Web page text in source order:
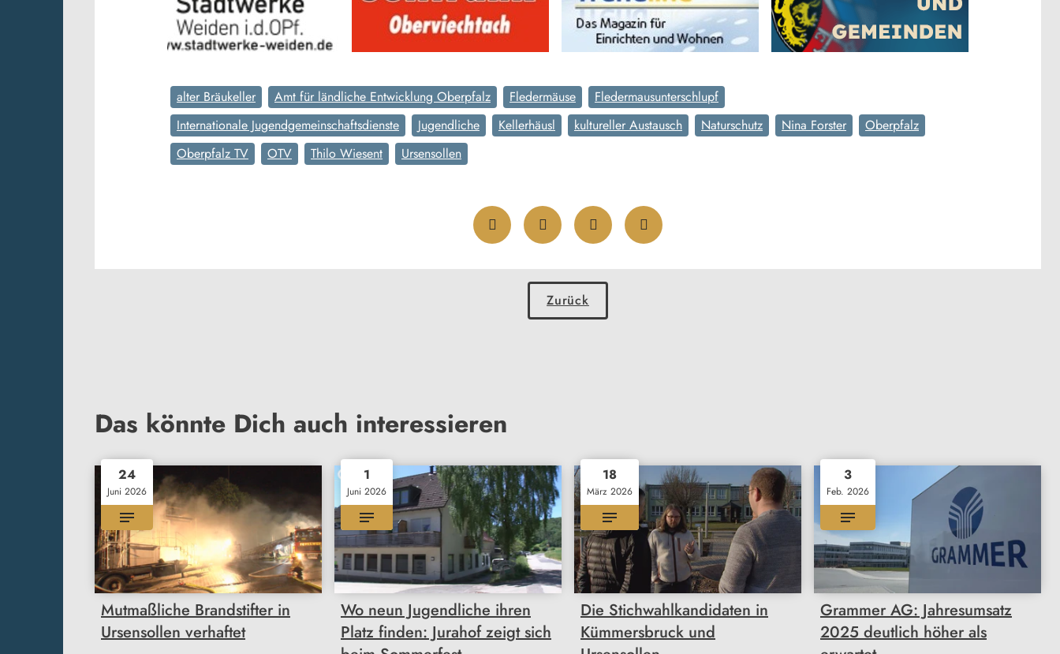
alter Bräukeller Amt für ländliche Entwicklung Oberpfalz Fledermäuse
Fledermausunterschlupf
Internationale Jugendgemeinschaftsdienste
Jugendliche Kellerhäusl kultureller Austausch Naturschutz Nina Forster
Oberpfalz
Oberpfalz TV
OTV Thilo Wiesent Ursensollen
Zurück
Das könnte Dich auch interessieren
24
Juni 2026
Mutmaßliche Brandstifter in
Ursensollen verhaftet
1
Juni 2026
Wo neun Jugendliche ihren
Platz finden: Jurahof zeigt sich
18
März 2026
Die Stichwahlkandidaten in
Kümmersbruck und
3
Feb. 2026
Grammer AG: Jahresumsatz
2025 deutlich höher als